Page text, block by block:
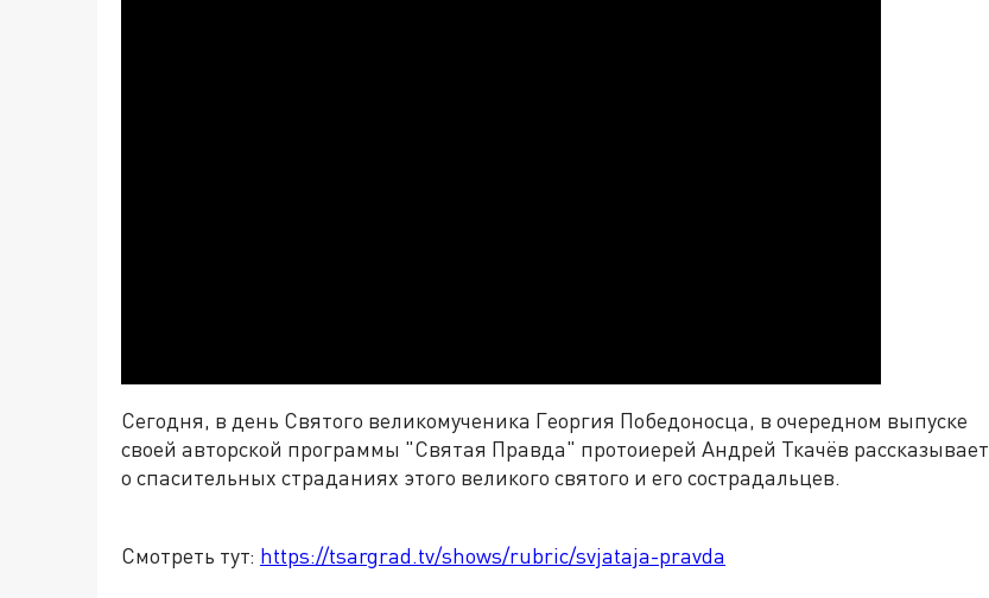
Сегодня, в день Святого великомученика Георгия Победоносца, в очередном выпуске
своей авторской программы "Святая Правда" протоиерей Андрей Ткачёв рассказывает
о спасительных страданиях этого великого святого и его сострадальцев.
Смотреть тут: https://tsargrad.tv/shows/rubric/svjataja-pravda